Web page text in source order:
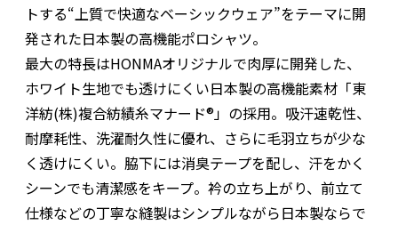
トする“上質で快適なベーシックウェア”をテーマに開
発された日本製の高機能ポロシャツ。
最大の特長はHONMAオリジナルで肉厚に開発した、
ホワイト生地でも透けにくい日本製の高機能素材「東
洋紡(株)複合紡績糸マナード®」の採用。吸汗速乾性、
耐摩耗性、洗濯耐久性に優れ、さらに毛羽立ちが少な
く透けにくい。脇下には消臭テープを配し、汗をかく
シーンでも清潔感をキープ。衿の立ち上がり、前立て
仕様などの丁寧な縫製はシンプルながら日本製ならで